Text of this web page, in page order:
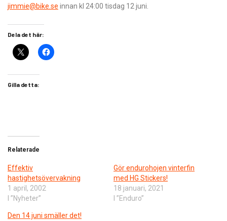
jimmie@bike.se innan kl 24:00 tisdag 12 juni.
Dela det här:
Gilla detta:
Relaterade
Effektiv
hastighetsövervakning
1 april, 2002
I ”Nyheter”
Gör endurohojen vinterfin
med HG Stickers!
18 januari, 2021
I ”Enduro”
Den 14 juni smäller det!